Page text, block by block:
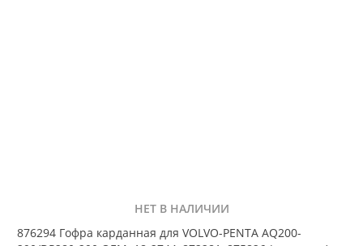
НЕТ В НАЛИЧИИ
876294 Гофра карданная для VOLVO-PENTA AQ200-